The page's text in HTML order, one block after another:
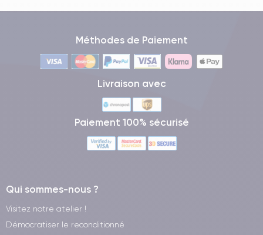
Méthodes de Paiement
Livraison avec
Paiement 100% sécurisé
Qui sommes-nous ?
Visitez notre atelier !
Démocratiser le reconditionné